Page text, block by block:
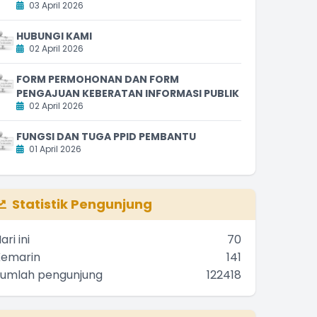
03 April 2026
HUBUNGI KAMI
02 April 2026
FORM PERMOHONAN DAN FORM
PENGAJUAN KEBERATAN INFORMASI PUBLIK
02 April 2026
FUNGSI DAN TUGA PPID PEMBANTU
01 April 2026
Statistik Pengunjung
ini
70
141
pengunjung
122418